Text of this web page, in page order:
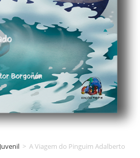
Juvenil > A Viagem do Pinguim Adalberto